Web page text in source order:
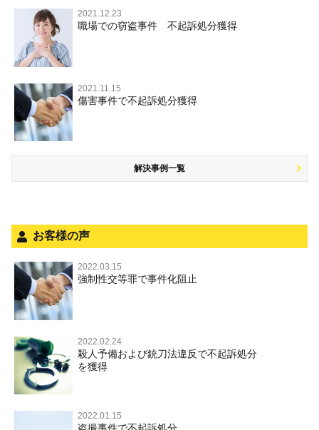
刑事事件で被疑者を不起訴処分にするには
事件を秘密にするためにとるべき行動とは
自首・出頭の不安や悩みを解消するためには
逮捕・監禁
略取・誘拐・人身売買
器物損壊
業務妨害
公務執行妨害
監護者わいせつ
不同意性交等・監護者性交等
淫行・援助交際
公然わいせつ罪，わいせつ物頒布罪，淫行勧誘罪
児童ポルノ，リベンジポルノ
風営法・風適法違反
詐欺罪
恐喝罪
盗品売買・譲り受け等
知的財産と刑事事件
覚せい剤
大麻
麻薬及び向精神薬
危険ドラッグ
交通違反・交通事故 TOP
人身事故・死亡事故
ひき逃げ・当て逃げ
無免許運転
飲酒運転
その他
その他 TOP
商標法違反
放火・失火
犯罪収益移転防止法違反
ストーカー事件
銃刀法違反
児童虐待・保護責任者遺棄
文書偽造・偽造文書行使
不正競争防止法
住居侵入等
名誉毀損・侮辱
国選弁護士と私選弁護士の違い
裁判員裁判
司法取引・刑事免責
取調べの注意点
少年事件の手続と特色
法人と刑事事件（脱税関係，従業員逮捕，予防法務等）
面会・差し入れ
2021.12.23
職場での窃盗事件 不起訴処分獲得
2021.11.15
傷害事件で不起訴処分獲得
解決事例一覧
お客様の声
2022.03.15
強制性交等罪で事件化阻止
2022.02.24
殺人予備および銃刀法違反で不起訴処分
を獲得
2022.01.15